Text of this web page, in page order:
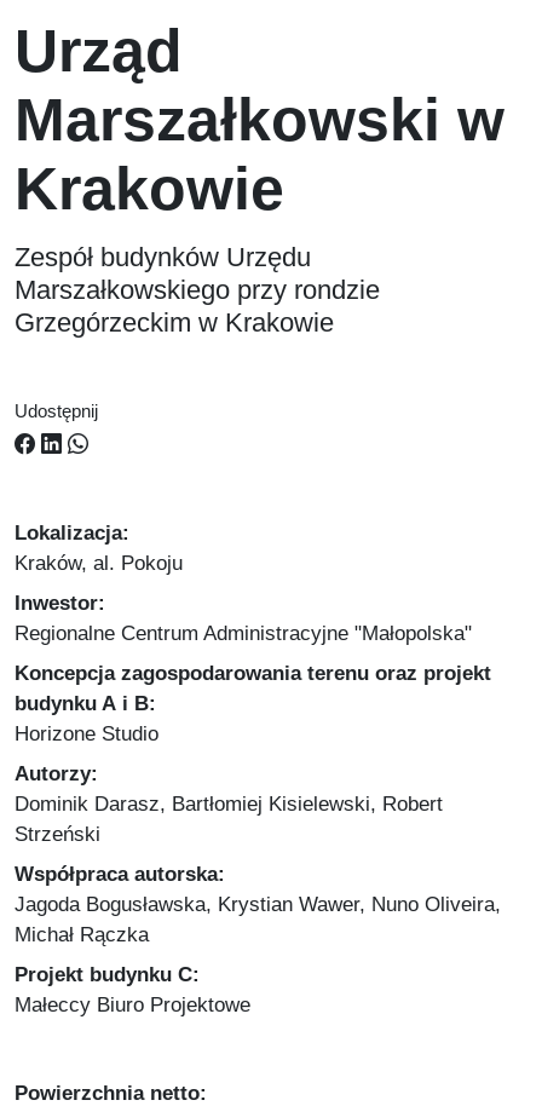
Urząd
Marszałkowski w
Krakowie
Zespół budynków Urzędu
Marszałkowskiego przy rondzie
Grzegórzeckim w Krakowie
Udostępnij
Lokalizacja:
Kraków, al. Pokoju
Inwestor:
Regionalne Centrum Administracyjne "Małopolska"
Koncepcja zagospodarowania terenu oraz projekt
budynku A i B:
Horizone Studio
Autorzy:
Dominik Darasz, Bartłomiej Kisielewski, Robert
Strzeński
Współpraca autorska:
Jagoda Bogusławska, Krystian Wawer, Nuno Oliveira,
Michał Rączka
Projekt budynku C:
Małeccy Biuro Projektowe
Powierzchnia netto: